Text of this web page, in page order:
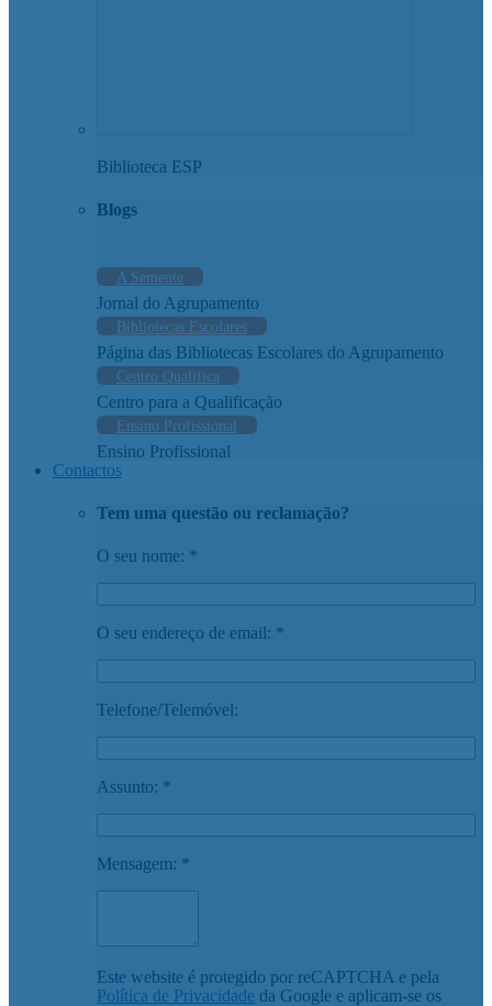
Biblioteca ESP
Blogs
A Semente
Jornal do Agrupamento
Bibliotecas Escolares
Página das Bibliotecas Escolares do Agrupamento
Centro Qualifica
Centro para a Qualificação
Ensino Profissional
Ensino Profissional
Contactos
Tem uma questão ou reclamação?
O seu nome: *
O seu endereço de email: *
Telefone/Telemóvel:
Assunto: *
Mensagem: *
Este website é protegido por reCAPTCHA e pela
Política de Privacidade da Google e aplicam-se os